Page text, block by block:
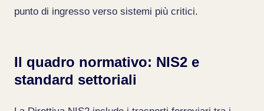
punto di ingresso verso sistemi più critici.
Il quadro normativo: NIS2 e
standard settoriali